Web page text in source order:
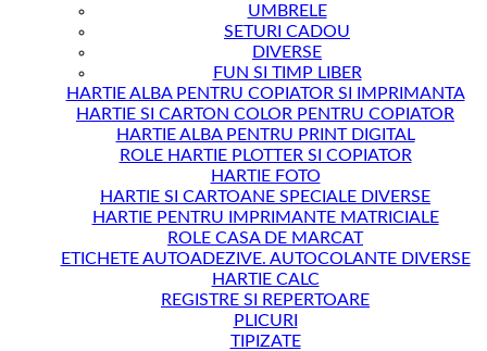
UMBRELE
SETURI CADOU
DIVERSE
FUN SI TIMP LIBER
HARTIE ALBA PENTRU COPIATOR SI IMPRIMANTA
HARTIE SI CARTON COLOR PENTRU COPIATOR
HARTIE ALBA PENTRU PRINT DIGITAL
ROLE HARTIE PLOTTER SI COPIATOR
HARTIE FOTO
HARTIE SI CARTOANE SPECIALE DIVERSE
HARTIE PENTRU IMPRIMANTE MATRICIALE
ROLE CASA DE MARCAT
ETICHETE AUTOADEZIVE. AUTOCOLANTE DIVERSE
HARTIE CALC
REGISTRE SI REPERTOARE
PLICURI
TIPIZATE